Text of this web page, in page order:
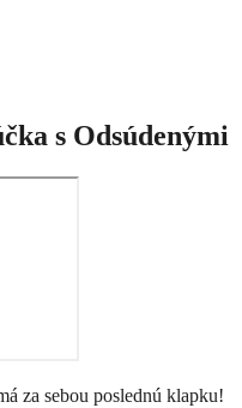
s Odsúdenými
za sebou poslednú klapku!